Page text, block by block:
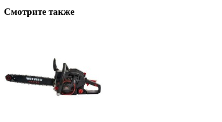
Смотрите также